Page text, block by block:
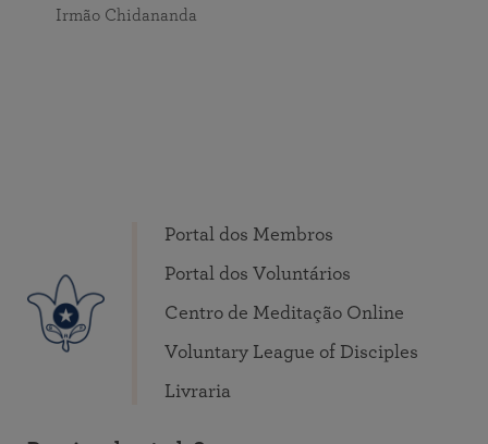
Irmão Chidananda
Portal dos Membros
Portal dos Voluntários
Centro de Meditação Online
Voluntary League of Disciples
Livraria